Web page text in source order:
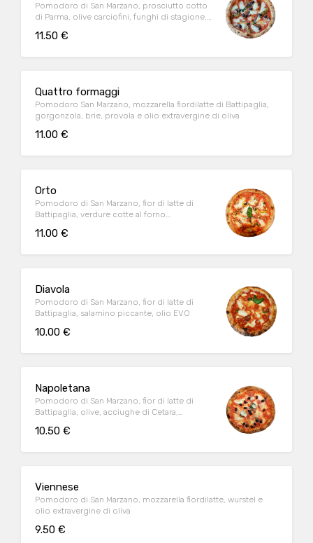
Pomodoro di San Marzano, prosciutto cotto
di Parma, olive carciofini, funghi di stagione,
11.50 €
Quattro formaggi
Pomodoro San Marzano, mozzarella fiordilatte di Battipaglia,
gorgonzola, brie, provola e olio extravergine di oliva
11.00 €
Orto
Pomodoro di San Marzano, fior di latte di
Battipaglia, verdure cotte al forno
11.00 €
Diavola
Pomodoro di San Marzano, fior di latte di
Battipaglia, salamino piccante, olio EVO
10.00 €
Napoletana
Pomodoro di San Marzano, fior di latte di
Battipaglia, olive, acciughe di Cetara,
10.50 €
Viennese
Pomodoro di San Marzano, mozzarella fiordilatte, wurstel e
olio extravergine di oliva
9.50 €